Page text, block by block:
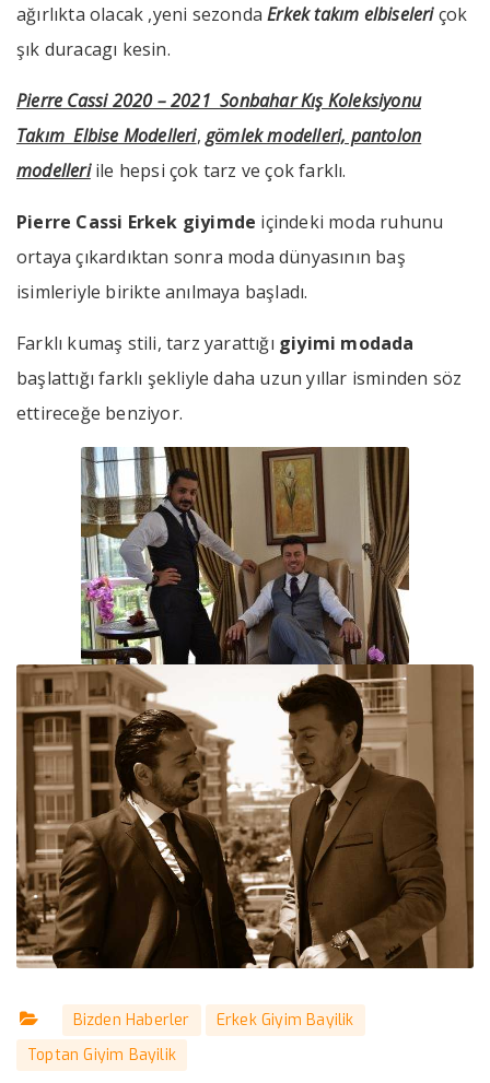
ağırlıkta olacak ,yeni sezondaErkek takım elbiseleriçok
şık duracagı kesin.
Pierre Cassi 2020 – 2021 Sonbahar Kış Koleksiyonu
Takım Elbise Modelleri,gömlek modelleri, pantolon
modelleriile hepsi çok tarz ve çok farklı.
Pierre Cassi Erkek giyimde içindeki moda ruhunu
ortaya çıkardıktan sonra moda dünyasının baş
isimleriyle birikte anılmaya başladı.
Farklı kumaş stili, tarz yarattığı giyimi modada
başlattığı farklı şekliyle daha uzun yıllar isminden söz
ettireceğe benziyor.
Bizden Haberler
Erkek Giyim Bayilik
Toptan Giyim Bayilik